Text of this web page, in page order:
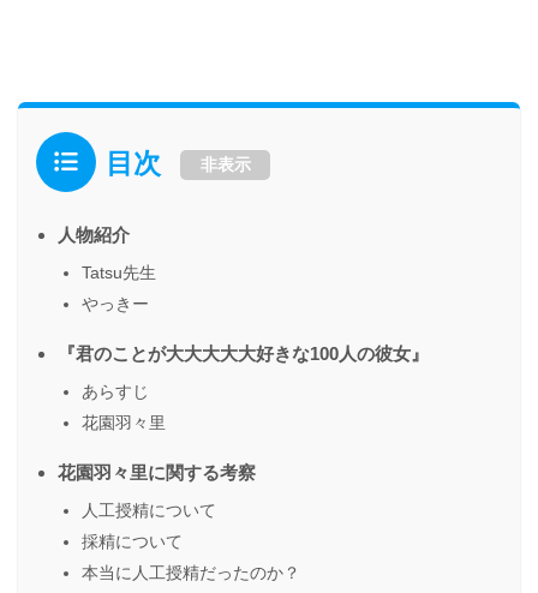
目次 非表示
人物紹介
Tatsu先生
やっきー
『君のことが大大大大大好きな100人の彼女』
あらすじ
花園羽々里
花園羽々里に関する考察
人工授精について
採精について
本当に人工授精だったのか？